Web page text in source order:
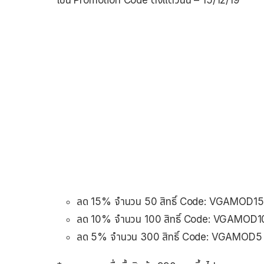
ลด 15% จำนวน 50 สิทธิ์ Code: VGAMOD15
ลด 10% จำนวน 100 สิทธิ์ Code:
ลด 5% จำนวน 300 สิทธิ์ Code: VGAMOD5